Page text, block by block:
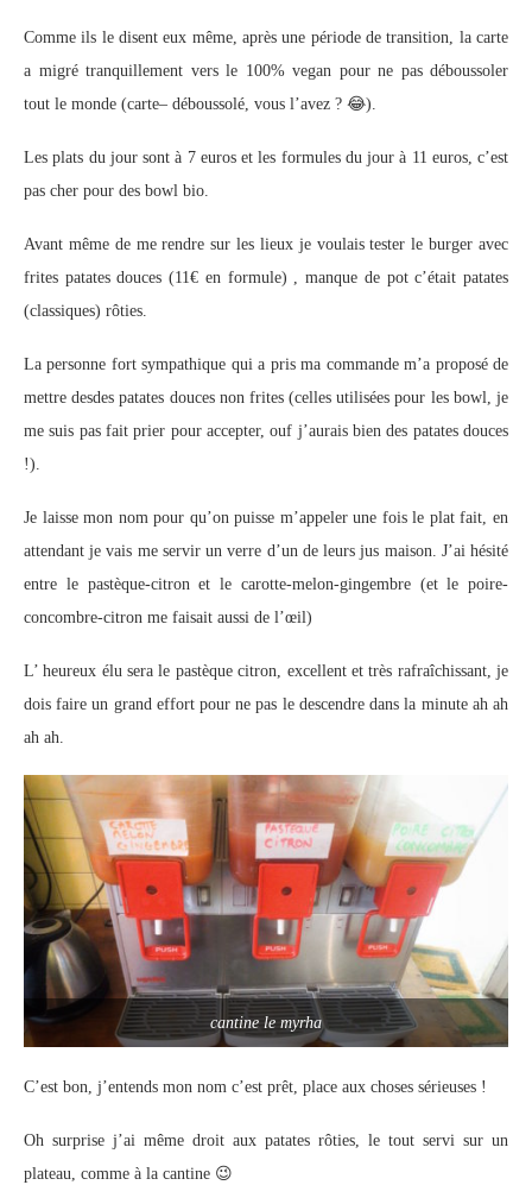
Comme ils le disent eux même, après une période de transition, la carte
a migré tranquillement vers le 100% vegan pour ne pas déboussoler
tout le monde (carte– déboussolé, vous l’avez ? 😂).
Les plats du jour sont à 7 euros et les formules du jour à 11 euros, c’est
pas cher pour des bowl bio.
Avant même de me rendre sur les lieux je voulais tester le burger avec
frites patates douces (11€ en formule) , manque de pot c’était patates
(classiques) rôties.
La personne fort sympathique qui a pris ma commande m’a proposé de
mettre desdes patates douces non frites (celles utilisées pour les bowl, je
me suis pas fait prier pour accepter, ouf j’aurais bien des patates douces
!).
Je laisse mon nom pour qu’on puisse m’appeler une fois le plat fait, en
attendant je vais me servir un verre d’un de leurs jus maison. J’ai hésité
entre le pastèque-citron et le carotte-melon-gingembre (et le poire-
concombre-citron me faisait aussi de l’œil)
L’ heureux élu sera le pastèque citron, excellent et très rafraîchissant, je
dois faire un grand effort pour ne pas le descendre dans la minute ah ah
ah ah.
cantine le myrha
C’est bon, j’entends mon nom c’est prêt, place aux choses sérieuses !
Oh surprise j’ai même droit aux patates rôties, le tout servi sur un
plateau, comme à la cantine 😉